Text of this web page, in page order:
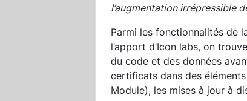
l’augmentation irrépressible
Parmi les fonctionnalités de
l’apport d’Icon labs, on
du code et des données
certificats dans des
Module), les mises à jour à